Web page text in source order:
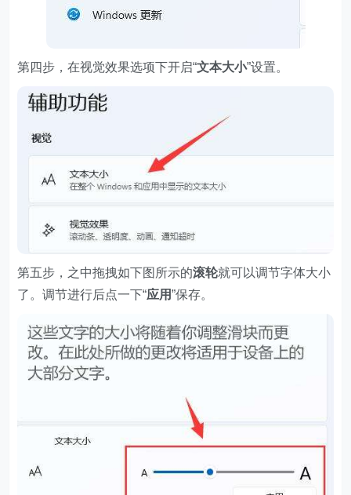
第四步，在视觉效果选项下开启“文本大小”设置。
第五步，之中拖拽如下图所示的滚轮就可以调节字体大小
了。调节进行后点一下“应用”保存。